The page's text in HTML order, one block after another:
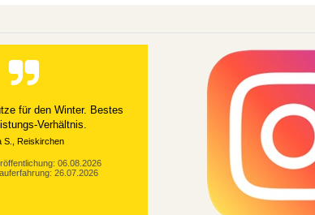
für den Winter. Bestes
Verhältnis.
S., Reiskirchen
06.08.2026
26.07.2026